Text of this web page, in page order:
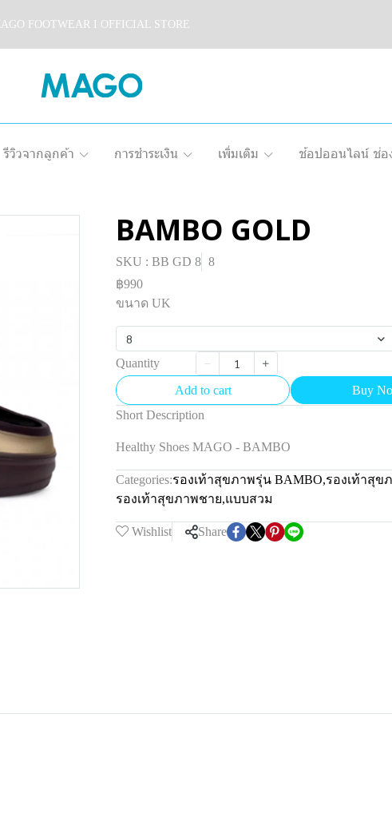
FOOTWEAR I OFFICIAL STORE
รีวิวจากลูกค้า การชำระเงิน เพิ่มเติม ช้อปออนไลน์ ช่อ
BAMBO GOLD
SKU : BB GD 8 8
฿990
ขนาด UK
8
Quantity
Add to cart
Buy
Short Description
Healthy Shoes MAGO - BAMBO
Categories:รองเท้าสุขภาพรุ่น BAMBO,รองเท้าสุข
รองเท้าสุขภาพชาย,แบบสวม
Wishlist Share